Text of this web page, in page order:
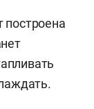
построена